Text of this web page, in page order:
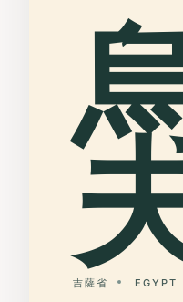
吉薩省 EGYPT